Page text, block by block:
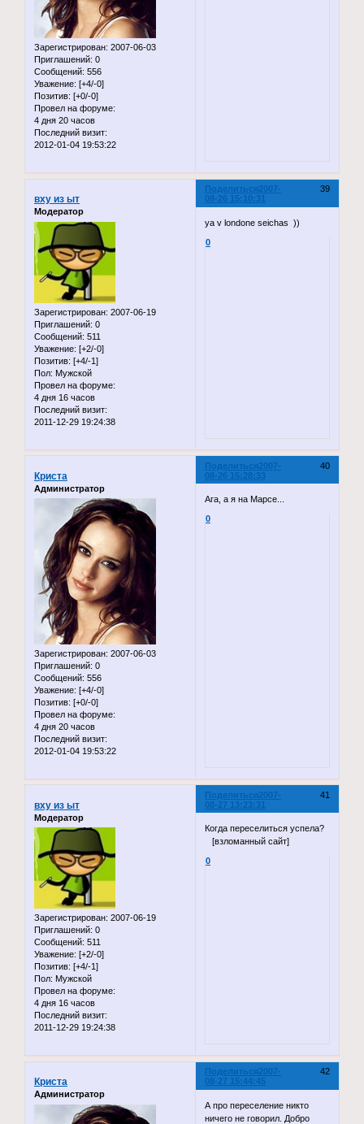
Зарегистрирован: 2007-06-03
Приглашений: 0
Сообщений: 556
Уважение: [+4/-0]
Позитив: [+0/-0]
Провел на форуме:
4 дня 20 часов
Последний визит:
2012-01-04 19:53:22
Поделиться 39
2007-
08-26 15:10:31
вху из ыт
Модератор
Зарегистрирован: 2007-06-19
Приглашений: 0
Сообщений: 511
Уважение: [+2/-0]
Позитив: [+4/-1]
Пол: Мужской
Провел на форуме:
4 дня 16 часов
Последний визит:
2011-12-29 19:24:38
ya v londone seichas ))
0
Поделиться 40
2007-
08-26 15:28:33
Криста
Администратор
Зарегистрирован: 2007-06-03
Приглашений: 0
Сообщений: 556
Уважение: [+4/-0]
Позитив: [+0/-0]
Провел на форуме:
4 дня 20 часов
Последний визит:
2012-01-04 19:53:22
Ага, а я на Марсе...
0
Поделиться 41
2007-
08-27 13:23:31
вху из ыт
Модератор
Зарегистрирован: 2007-06-19
Приглашений: 0
Сообщений: 511
Уважение: [+2/-0]
Позитив: [+4/-1]
Пол: Мужской
Провел на форуме:
4 дня 16 часов
Последний визит:
2011-12-29 19:24:38
Когда переселиться успела?
[взломанный сайт]
0
Поделиться 42
2007-
08-27 15:44:45
Криста
Администратор
А про переселение никто
ничего не говорил. Добро